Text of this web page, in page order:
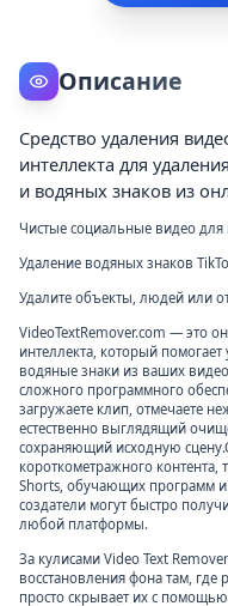
Описание
Средство удаления
интеллекта для
и водяных знаков из
Чистые социальные видео
Удаление водяных знаков
Удалите объекты, людей или
VideoTextRemover.com — это
интеллекта, который
водяные знаки из ваших
сложного программного
загружаете клип, отмечаете
естественно выглядящий
сохраняющий исходную
короткометражного контента,
Shorts, обучающих программ
создатели могут быстро
любой платформы.
За кулисами Video Text
восстановления фона там,
просто скрывает их с